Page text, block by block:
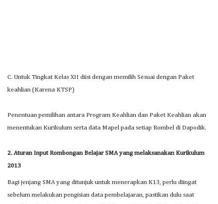
C. Untuk Tingkat Kelas XII diisi dengan memilih Sesuai dengan Paket
keahlian (Karena KTSP)
Penentuan pemilihan antara Program Keahlian dan Paket Keahlian akan
menentukan Kurikulum serta data Mapel pada setiap Rombel di Dapodik.
2. Aturan Input Rombongan Belajar SMA yang melaksanakan Kurikulum
2013
Bagi jenjang SMA yang ditunjuk untuk menerapkan K13, perlu diingat
sebelum melakukan pengisian data pembelajaran, pastikan dulu saat